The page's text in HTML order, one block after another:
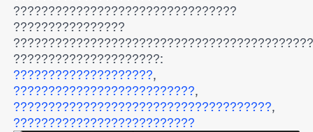
????????????????????????????????
????????????????
?????????????????????:
????????????????????,
??????????????????????????,
?????????????????????????????????????,
??????????????????????????